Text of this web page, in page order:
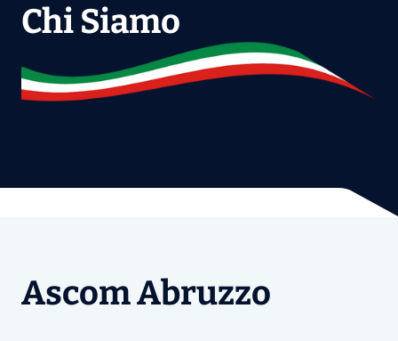
Chi Siamo
Ascom Abruzzo